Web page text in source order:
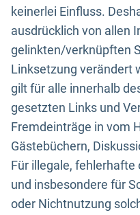
keinerlei Einfluss.
ausdrücklich von allen
gelinkten/verknüpften
Linksetzung verändert
gilt für alle innerhalb
gesetzten Links und
Fremdeinträge in vom
Gästebüchern,
Für illegale,
und insbesondere für
oder Nichtnutzung